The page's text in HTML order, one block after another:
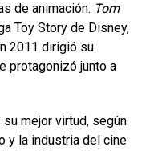
de animación. Tom
Toy Story de Disney,
2011 dirigió su
protagonizó junto a
su mejor virtud, según
y la industria del cine